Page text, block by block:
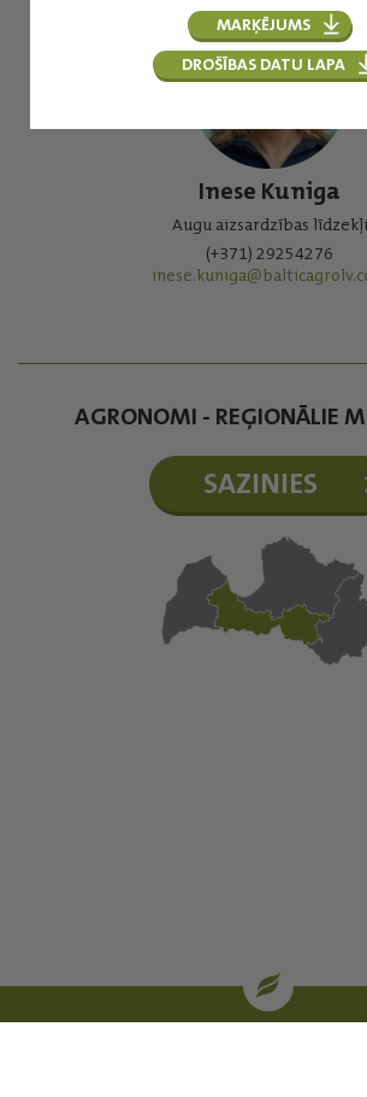
MARĶĒJUMS
DROŠĪBAS DATU LAPA
Inese Kuniga
Augu aizsardzības līdzekļi
(+371) 29254276
AGRONOMI - REĢIONĀLIE
SAZINIES